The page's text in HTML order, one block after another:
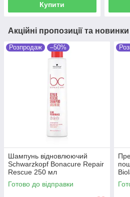
Купити
Акційні пропозиції та новинки
Розпродаж –50%
Шампунь відновлюючий
Schwarzkopf Bonacure Repair
Rescue 250 мл
Готово до відправки